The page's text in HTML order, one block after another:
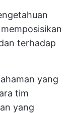
terhadap
yang
tim
yang